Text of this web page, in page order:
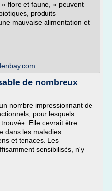
flore et faune, » peuvent
produits
mauvaise alimentation et
de nombreux
nombre impressionnant de
pour lesquels
Elle devrait être
dans les maladies
et tenaces. Les
sensibilisés, n'y